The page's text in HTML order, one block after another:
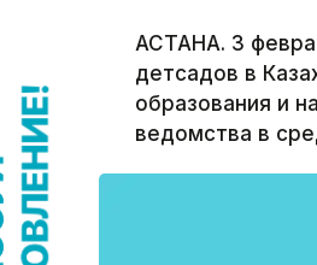
АСТАНА. 3
детсадов в
образования и
ведомства в